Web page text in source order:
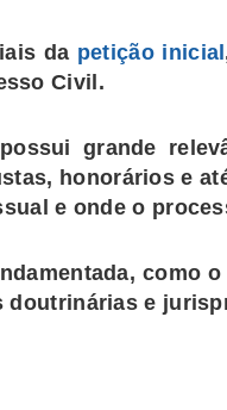
da petição inicial
Civil .
grande
honorários e
e onde o
como o
e